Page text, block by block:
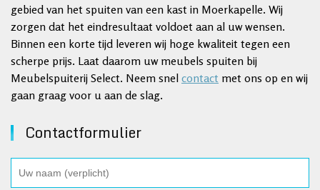
gebied van het spuiten van een kast in Moerkapelle. Wij
zorgen dat het eindresultaat voldoet aan al uw wensen.
Binnen een korte tijd leveren wij hoge kwaliteit tegen een
scherpe prijs. Laat daarom uw meubels spuiten bij
Meubelspuiterij Select. Neem snel contact met ons op en wij
gaan graag voor u aan de slag.
Contactformulier